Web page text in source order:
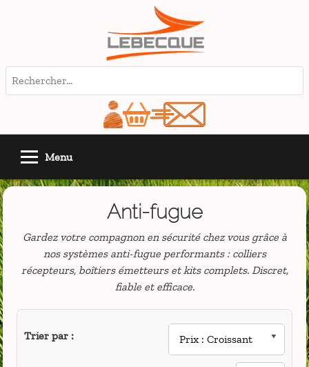
Menu
Anti-fugue
Gardez votre compagnon en sécurité chez vous grâce à
nos systèmes anti-fugue performants : colliers
récepteurs, boîtiers émetteurs et kits complets. Discret,
fiable et efficace.
Trier par :